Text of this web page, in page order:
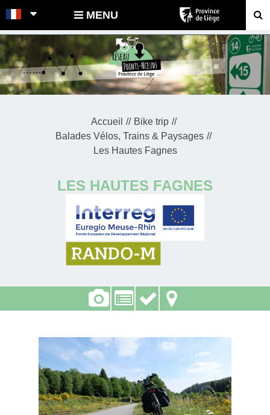
POINTS-NOEUDS MENU
Accueil
Bike trip
Balades Vélos, Trains & Paysages
Les Hautes Fagnes
LES HAUTES FAGNES